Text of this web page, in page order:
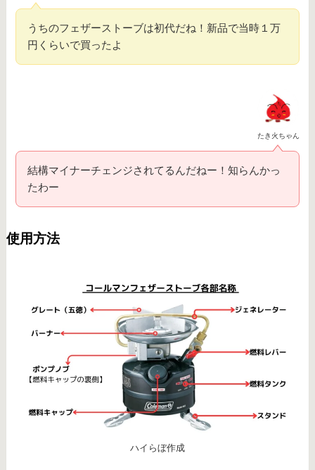
うちのフェザーストーブは初代だね！新品で当時１万
円くらいで買ったよ
たき火ちゃん
結構マイナーチェンジされてるんだねー！知らんかっ
たわー
使用方法
ハイらぼ作成